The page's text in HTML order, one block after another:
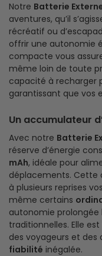
Notre Batterie
aventures, qu’il
récréatif ou
offrir une autonomie
compacte vous
même loin de toute
capacité à recharger
garantissant que vos
Un accumulateur
Avec notre Batterie
réserve d’énergie
mAh, idéale pour
déplacements. Cette
à plusieurs reprises vos
même certains
autonomie prolongée
traditionnelles. Elle
des voyageurs et
fiabilité inégalée.